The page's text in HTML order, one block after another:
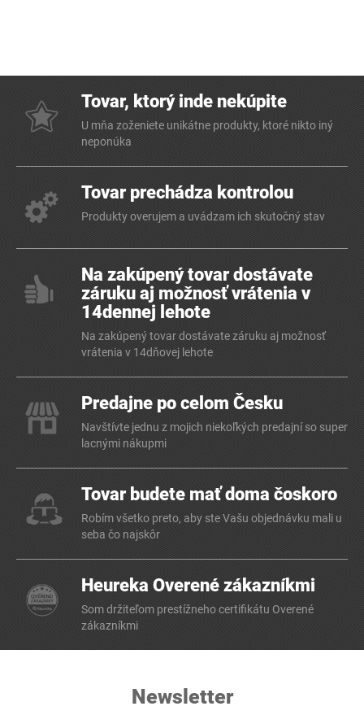
Tovar, ktorý inde nekúpite
U mňa zoženiete unikátne produkty, ktoré nikto iný
neponúka
Tovar prechádza kontrolou
Produkty overujem a uvádzam ich skutočný stav
Na zakúpený tovar dostávate
záruku aj možnosť vrátenia v
14dennej lehote
Na zakúpený tovar dostávate záruku aj možnosť
vrátenia v 14dňovej lehote
Predajne po celom Česku
Navštívte jednu z mojich niekoľkých predajní so super
lacnými nákupmi
Tovar budete mať doma čoskoro
Robím všetko preto, aby ste Vašu objednávku mali u
seba čo najskôr
Heureka Overené zákazníkmi
Som držiteľom prestížneho certifikátu Overené
zákazníkmi
Newsletter